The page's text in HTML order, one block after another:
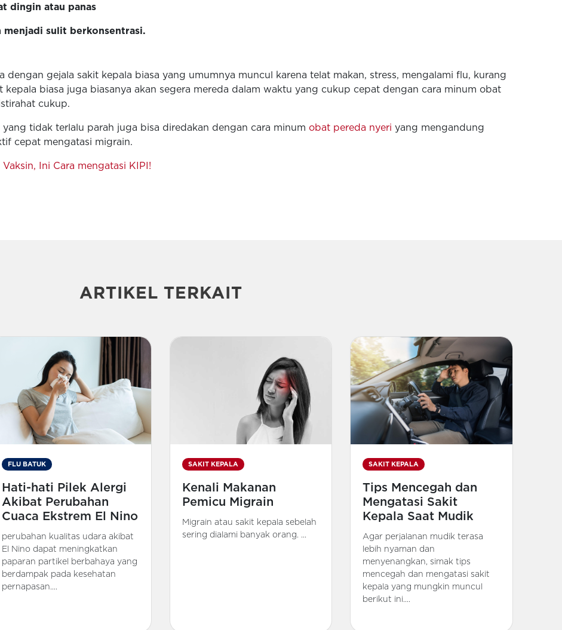
dingin atau panas
menjadi sulit berkonsentrasi.
dengan gejala sakit kepala biasa yang umumnya muncul karena telat makan, stress, mengalami flu, kurang
kepala biasa juga biasanya akan segera mereda dalam waktu yang cukup cepat dengan cara minum obat
cukup.
tidak terlalu parah juga bisa diredakan dengan cara minumobat pereda nyeri yang mengandung
cepat mengatasi migrain.
Ini Cara mengatasi KIPI!
ARTIKEL TERKAIT
FLU BATUK
Hati-hati Pilek Alergi
Akibat Perubahan
Cuaca Ekstrem El Nino
perubahan kualitas udara akibat
El Nino dapat meningkatkan
paparan partikel berbahaya yang
berdampak pada kesehatan
pernapasan....
SAKIT KEPALA
Kenali Makanan
Pemicu Migrain
Migrain atau sakit kepala sebelah
sering dialami banyak orang. ...
SAKIT KEPALA
Tips Mencegah dan
Mengatasi Sakit
Kepala Saat Mudik
Agar perjalanan mudik terasa
lebih nyaman dan
menyenangkan, simak tips
mencegah dan mengatasi sakit
kepala yang mungkin muncul
berikut ini....